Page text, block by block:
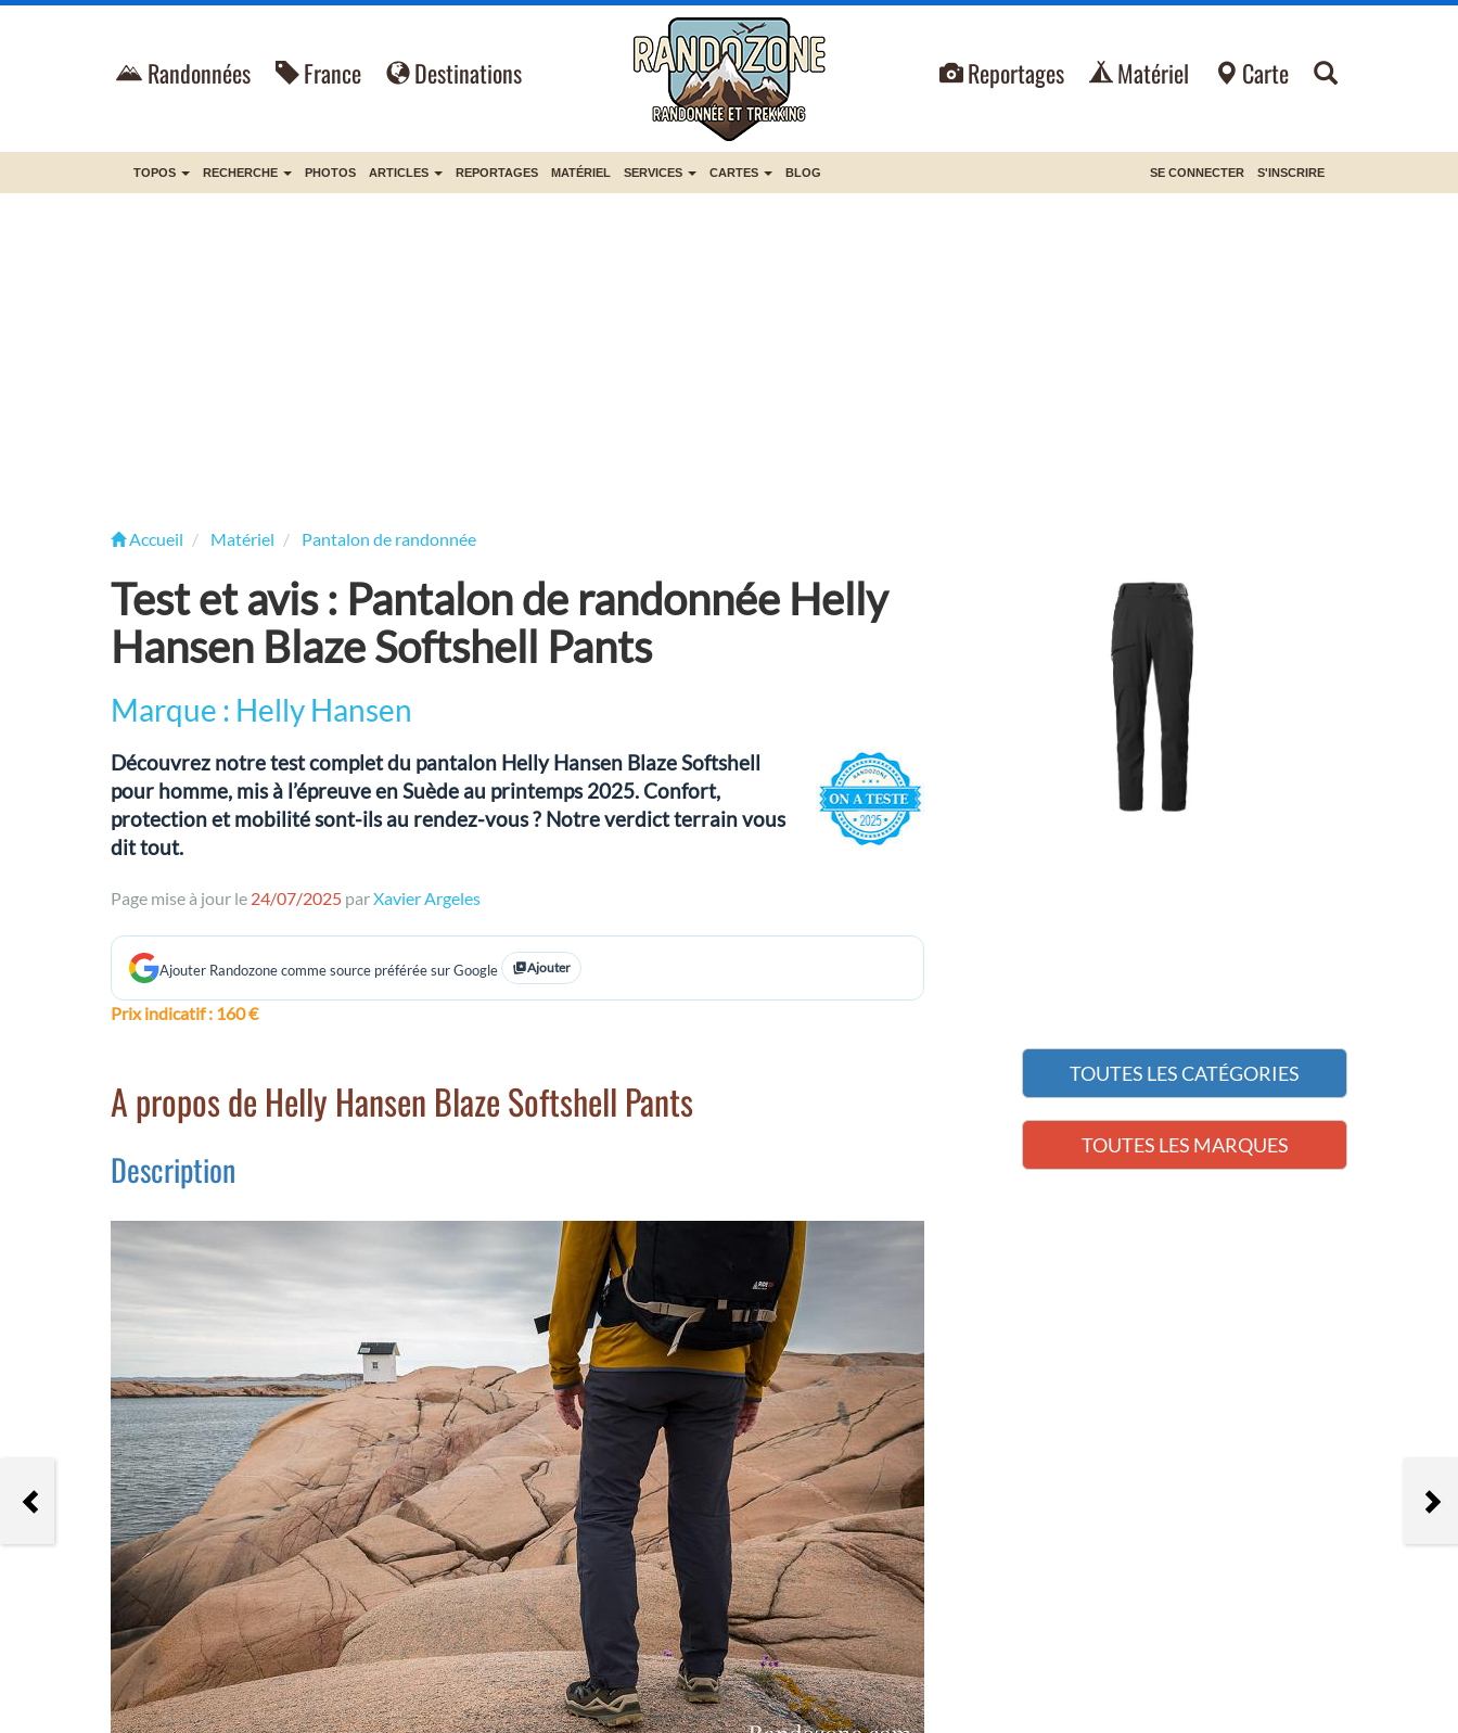
Randonnées France Destinations Reportages Matériel Carte
TOPOS RECHERCHE PHOTOS ARTICLES REPORTAGES MATÉRIEL SERVICES CARTES BLOG SE CONNECTER S'INSCRIRE
Accueil Matériel Pantalon de randonnée
Test et avis : Pantalon de randonnée Helly
Hansen Blaze Softshell Pants
Marque : Helly Hansen
Découvrez notre test complet du pantalon Helly Hansen Blaze Softshell
pour homme, mis à l’épreuve en Suède au printemps 2025. Confort,
protection et mobilité sont-ils au rendez-vous ? Notre verdict terrain vous
dit tout.
Page mise à jour le 24/07/2025 parXavier Argeles
Ajouter Randozone comme source préférée sur Google Ajouter
Prix indicatif: 160 €
Helly Hansen Cascade Shield Cap
A propos de Helly Hansen Blaze Softshell Pants
Description
TOUTES LES CATÉGORIES
TOUTES LES MARQUES